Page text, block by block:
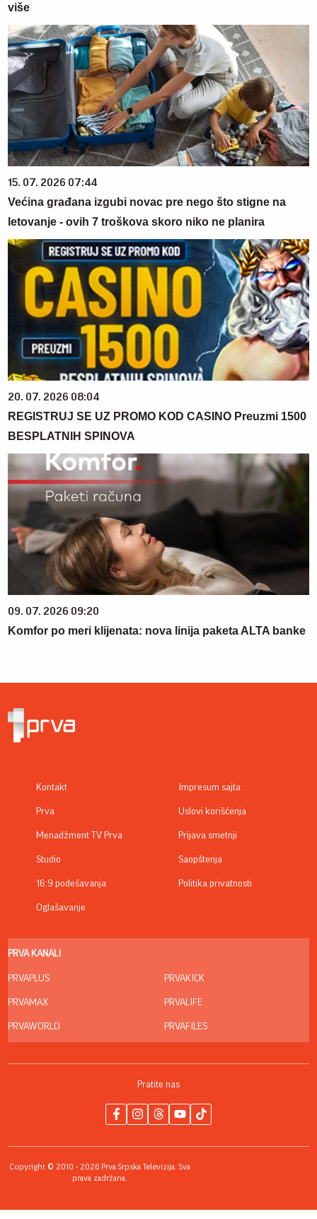
više
15. 07. 2026 07:44
Većina građana izgubi novac pre nego što stigne na
letovanje - ovih 7 troškova skoro niko ne planira
20. 07. 2026 08:04
REGISTRUJ SE UZ PROMO KOD CASINO Preuzmi 1500
BESPLATNIH SPINOVA
09. 07. 2026 09:20
Komfor po meri klijenata: nova linija paketa ALTA banke
Kontakt
Prva
Menadžment TV Prva
Studio
16:9 podešavanja
Oglašavanje
Impresum sajta
Uslovi korišćenja
Prijava smetnji
Saopštenja
Politika privatnosti
PRVA KANALI
PRVAPLUS
PRVAMAX
PRVAWORLD
PRVAKICK
PRVALIFE
PRVAFILES
Pratite nas
Copyright © 2010 - 2026 Prva Srpska Televizija. Sva
prava zadržana.